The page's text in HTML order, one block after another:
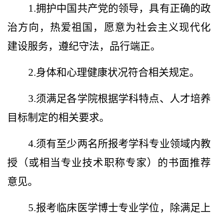
1.拥护中国共产党的领导，具有正确的政
治方向，热爱祖国，愿意为社会主义现代化
建设服务，遵纪守法，品行端正。
2.身体和心理健康状况符合相关规定。
3.须满足各学院根据学科特点、人才培养
目标制定的相关要求。
4.须有至少两名所报考学科专业领域内教
授（或相当专业技术职称专家）的书面推荐
意见。
5.报考临床医学博士专业学位，除满足上